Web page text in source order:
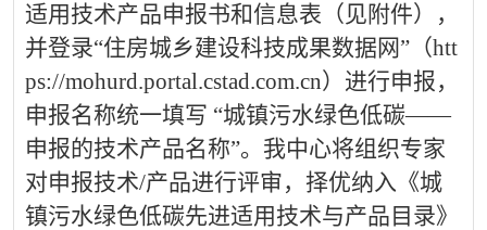
适用技术产品申报书和信息表（见附件），
并登录“住房城乡建设科技成果数据网”（htt
ps://mohurd.portal.cstad.com.cn）进行申报，
申报名称统一填写 “城镇污水绿色低碳——
申报的技术产品名称”。我中心将组织专家
对申报技术/产品进行评审，择优纳入《城
镇污水绿色低碳先进适用技术与产品目录》